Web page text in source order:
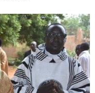
Bomoanga
del «regreso a